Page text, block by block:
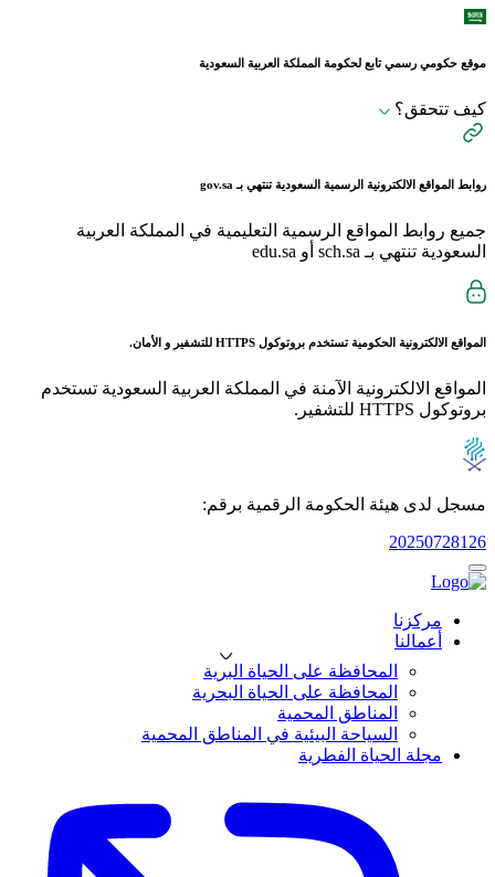
موقع حكومي رسمي تابع لحكومة المملكة العربية السعودية
كيف تتحقق؟
روابط المواقع الالكترونية الرسمية السعودية تنتهي بـ gov.sa
جميع روابط المواقع الرسمية التعليمية في المملكة العربية
السعودية تنتهي بـ sch.sa أو edu.sa
المواقع الالكترونية الحكومية تستخدم بروتوكول HTTPS للتشفير و الأمان.
المواقع الالكترونية الآمنة في المملكة العربية السعودية تستخدم
بروتوكول HTTPS للتشفير.
مسجل لدى هيئة الحكومة الرقمية برقم:
20250728126
مركزنا
أعمالنا
المحافظة على الحياة البرية
المحافظة على الحياة البحرية
المناطق المحمية
السياحة البيئية في المناطق المحمية
مجلة الحياة الفطرية